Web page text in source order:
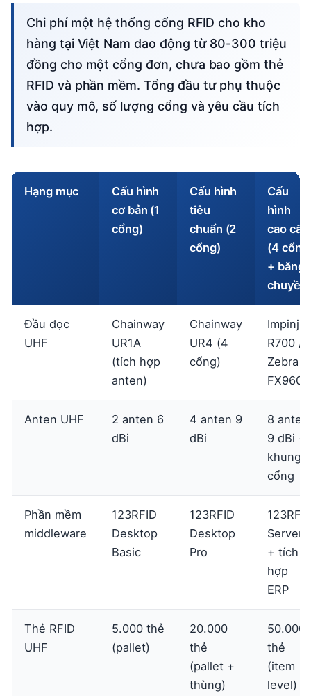
Chi phí một hệ thống cổng RFID cho kho
hàng tại Việt Nam dao động từ 80-300 triệu
đồng cho một cổng đơn, chưa bao gồm thẻ
RFID và phần mềm. Tổng đầu tư phụ thuộc
vào quy mô, số lượng cổng và yêu cầu tích
hợp.
Hạng mục
Cấu hình
cơ bản (1
cổng)
Cấu hình
tiêu
chuẩn (2
cổng)
Cấu
hình
cao cấp
(4 cổng
+ băng
chuyền)
Đầu đọc
UHF
Chainway
UR1A
(tích hợp
anten)
Chainway
UR4 (4
cổng)
Impinj
R700 /
Zebra
FX9600
Anten UHF
2 anten 6
dBi
4 anten 9
dBi
8 anten
9 dBi +
khung
cổng
Phần mềm
middleware
123RFID
Desktop
Basic
123RFID
Desktop
Pro
Server
+ tích
hợp
ERP
Thẻ RFID
UHF
5.000 thẻ
(pallet)
20.000
thẻ
(pallet +
thùng)
50.000
thẻ
(item
level)